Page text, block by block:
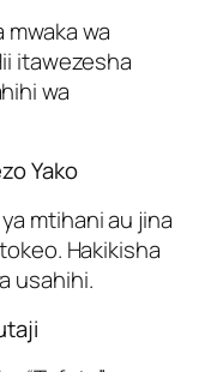
wa
itawezesha
wa
Yako
mtihani au jina
Hakikisha
usahihi.